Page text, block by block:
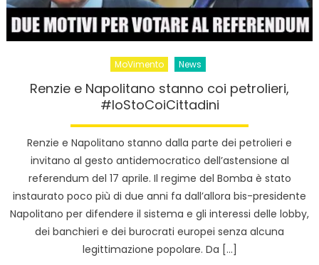
MoVimento News
Renzie e Napolitano stanno coi petrolieri,
#IoStoCoiCittadini
Renzie e Napolitano stanno dalla parte dei petrolieri e
invitano al gesto antidemocratico dell’astensione al
referendum del 17 aprile. Il regime del Bomba è stato
instaurato poco più di due anni fa dall’allora bis-presidente
Napolitano per difendere il sistema e gli interessi delle lobby,
dei banchieri e dei burocrati europei senza alcuna
legittimazione popolare. Da […]